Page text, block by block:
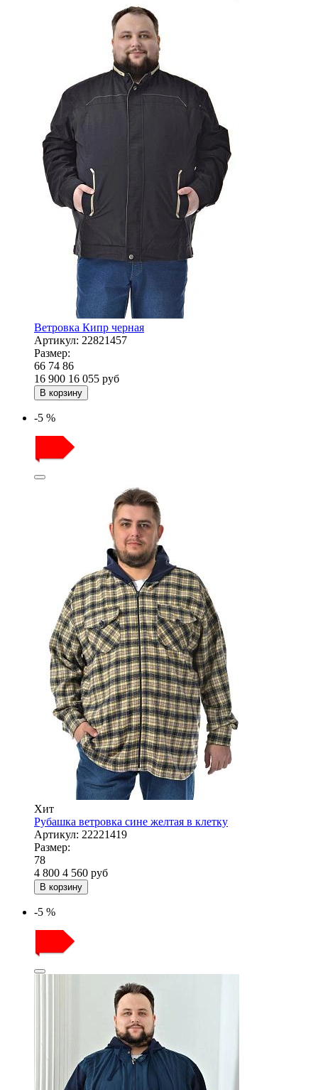
Ветровка Кипр черная
Артикул: 22821457
Размер:
66 74 86
16 900 16 055 руб
В корзину
-5 %
Хит
Рубашка ветровка сине желтая в клетку
Артикул: 22221419
Размер:
78
4 800 4 560 руб
В корзину
-5 %